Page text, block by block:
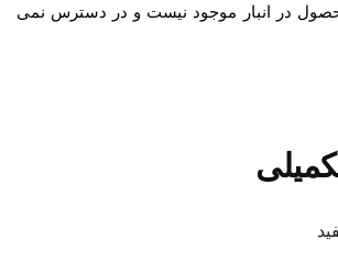
در انبار موجود نیست و در دسترس نمی